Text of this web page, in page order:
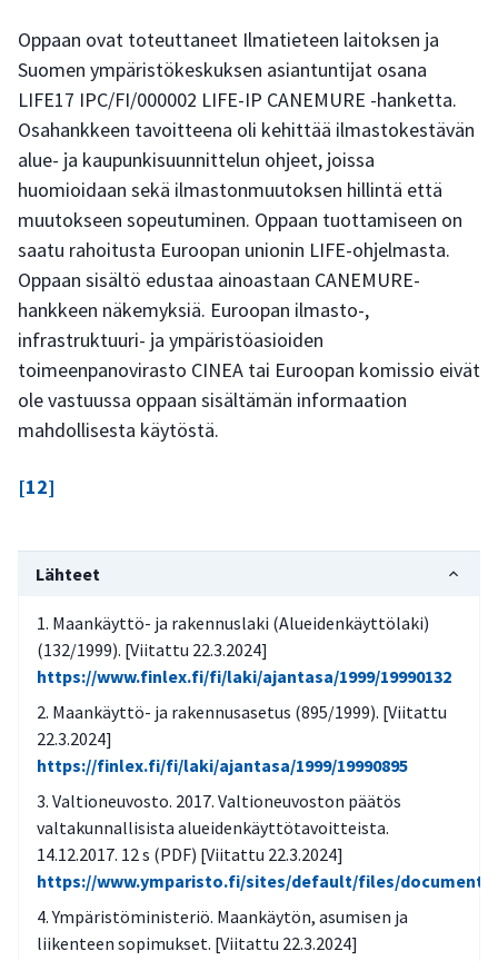
Oppaan ovat toteuttaneet Ilmatieteen laitoksen ja
Suomen ympäristökeskuksen asiantuntijat osana
LIFE17 IPC/FI/000002 LIFE-IP CANEMURE -hanketta.
Osahankkeen tavoitteena oli kehittää ilmastokestävän
alue- ja kaupunkisuunnittelun ohjeet, joissa
huomioidaan sekä ilmastonmuutoksen hillintä että
muutokseen sopeutuminen. Oppaan tuottamiseen on
saatu rahoitusta Euroopan unionin LIFE-ohjelmasta.
Oppaan sisältö edustaa ainoastaan CANEMURE-
hankkeen näkemyksiä. Euroopan ilmasto-,
infrastruktuuri- ja ympäristöasioiden
toimeenpanovirasto CINEA tai Euroopan komissio eivät
ole vastuussa oppaan sisältämän informaation
mahdollisesta käytöstä.
[12]
Lähteet
Maankäyttö- ja rakennuslaki (Alueidenkäyttölaki)
(132/1999). [Viitattu 22.3.2024]
https://www.finlex.fi/fi/laki/ajantasa/1999/19990132
Maankäyttö- ja rakennusasetus (895/1999). [Viitattu
22.3.2024]
https://finlex.fi/fi/laki/ajantasa/1999/19990895
Valtioneuvosto. 2017. Valtioneuvoston päätös
valtakunnallisista alueidenkäyttötavoitteista.
14.12.2017. 12 s (PDF) [Viitattu 22.3.2024]
https://www.ymparisto.fi/sites/default/files/documents/
Ympäristöministeriö. Maankäytön, asumisen ja
liikenteen sopimukset. [Viitattu 22.3.2024]